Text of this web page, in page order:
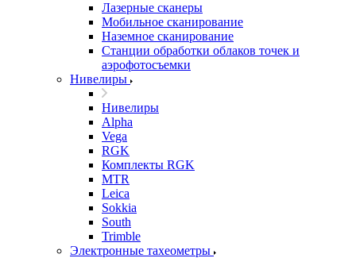
Лазерные сканеры
Мобильное сканирование
Наземное сканирование
Станции обработки облаков точек и
аэрофотосъемки
Нивелиры
Нивелиры
Alpha
Vega
RGK
Комплекты RGK
MTR
Leica
Sokkia
South
Trimble
Электронные тахеометры